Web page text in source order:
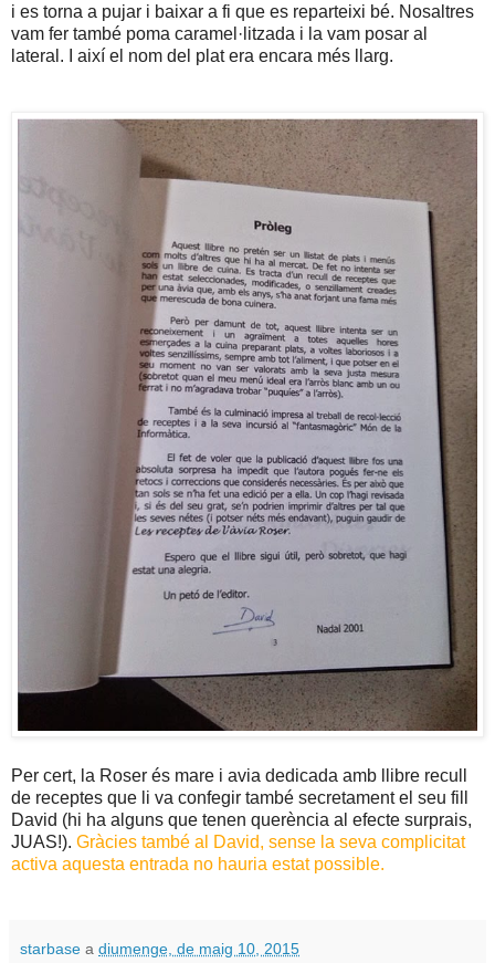
i es torna a pujar i baixar a fi que es reparteixi bé. Nosaltres
vam fer també poma caramel·litzada i la vam posar al
lateral.
I així el nom del plat era encara més llarg.
Per cert, la Roser és mare i avia dedicada amb llibre recull
de receptes que li va confegir també secretamentel seu fill
David (hi ha alguns que tenen querència al efecte surprais,
JUAS!). Gràcies també al David, sense la seva complicitat
activa aquesta entrada no hauria estat possible.
starbase a diumenge, de maig 10, 2015